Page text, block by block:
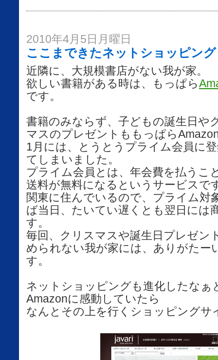
2010年4月5日月曜日
ここまできたネットショッピン
近隣に、大規模書店がない我が家。
欲しい書籍がある時は、もっぱら
です。
書籍のみならず、子どもの誕生日や
マスのプレゼントももっぱら
1月には、とうとうプライム会員に
てしまいました。
プライム会員とは、年会費を払うこ
送料が無料になるというサービスで
関東に住んでいるので、プライム対
ば当日、たいてい遅くとも翌日には
す。
毎回、クリスマスや誕生日プレゼン
められない我が家には、ありがたー
す。
ネットショッピングも進化したなぁ
Amazonに感動していたら
なんとその上を行くショッピングサ